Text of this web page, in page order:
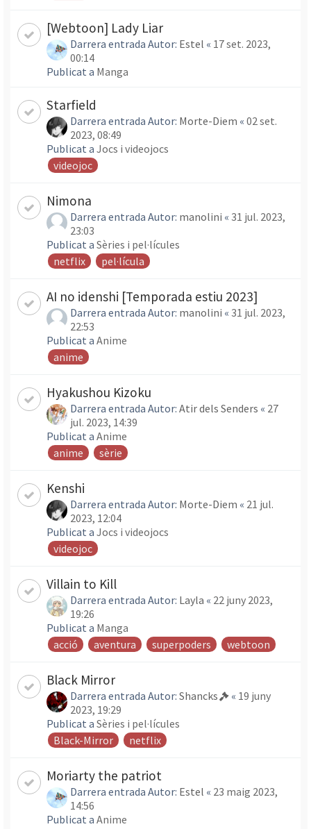
[Webtoon] Lady Liar
Darrera entrada Autor: Estel « 17 set. 2023,
00:14
Publicat a Manga
Starfield
Darrera entrada Autor: Morte-Diem « 02 set.
2023, 08:49
Publicat a Jocs i videojocs
videojoc
Nimona
Darrera entrada Autor: manolini « 31 jul. 2023,
23:03
Publicat a Sèries i pel·lícules
netflix
pel·lícula
AI no idenshi [Temporada estiu 2023]
Darrera entrada Autor: manolini « 31 jul. 2023,
22:53
Publicat a Anime
anime
Hyakushou Kizoku
Darrera entrada Autor: Atir dels Senders « 27
jul. 2023, 14:39
Publicat a Anime
anime
sèrie
Kenshi
Darrera entrada Autor: Morte-Diem « 21 jul.
2023, 12:04
Publicat a Jocs i videojocs
videojoc
Villain to Kill
Darrera entrada Autor: Layla « 22 juny 2023,
19:26
Publicat a Manga
acció
aventura superpoders webtoon
Black Mirror
Darrera entrada Autor: Shancks « 19 juny
2023, 19:29
Publicat a Sèries i pel·lícules
Black-Mirror
netflix
Moriarty the patriot
Darrera entrada Autor: Estel « 23 maig 2023,
14:56
Publicat a Anime